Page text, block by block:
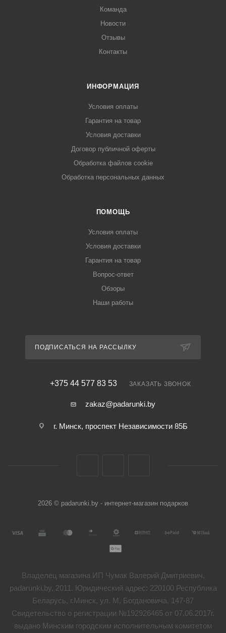
Команда
Новости
Отзывы
Контакты
ИНФОРМАЦИЯ
Условия оплаты
Гарантия на товар
Условия доставки
Договор публичной оферты
Обработка файлов cookie
Обработка персональных данных
ПОМОЩЬ
Условия оплаты
Условия доставки
Гарантия на товар
Вопрос-ответ
Обзоры
Наши работы
ПОДПИСАТЬСЯ НА РАССЫЛКУ
+375 44 577 83 53 ЗАКАЗАТЬ ЗВОНОК
zakaz@padarunki.by
г. Минск, проспект Независимости 85Б
2026 © padarunki.by - интернет-магазин подарков
Владелец магазина ИП Чумак Валерий Дмитриевич,
padarunki.by, 2011. Юридический адрес: 220100 Республика
Беларусь, г.Минск, ул. М. Богдановича, 147-87
Свидетельство о регистрации №192926465 от 07.06.2017г.
выдано Минским городским исполнительным комитетом